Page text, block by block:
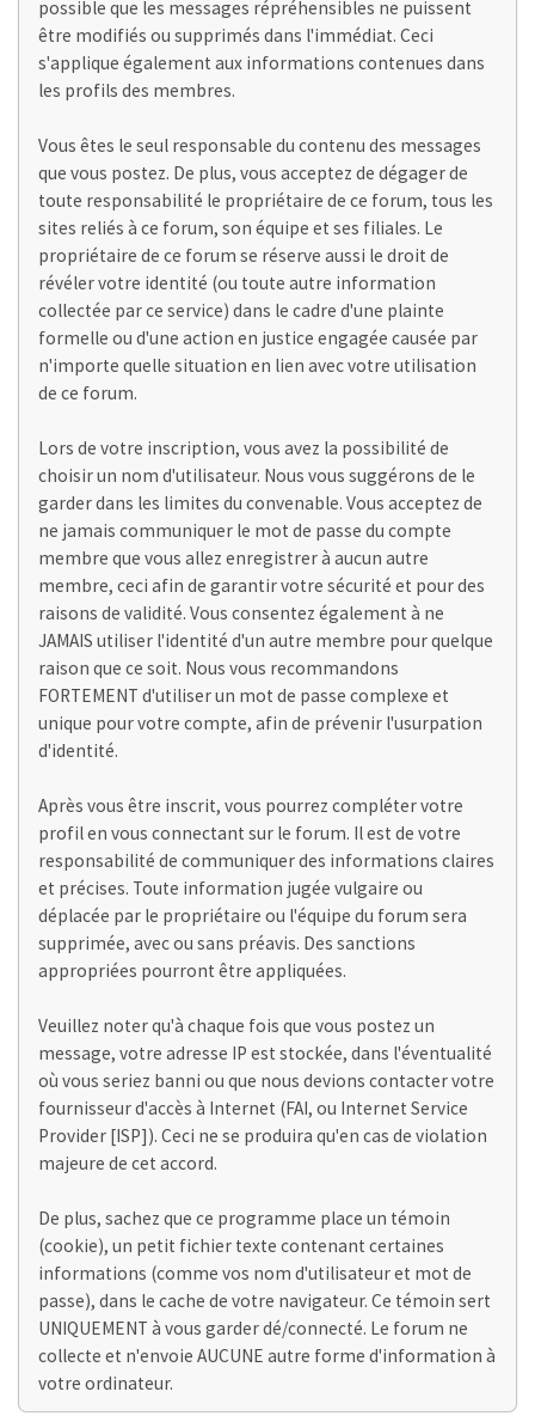
possible que les messages répréhensibles ne puissent
être modifiés ou supprimés dans l'immédiat. Ceci
s'applique également aux informations contenues dans
les profils des membres.
Vous êtes le seul responsable du contenu des messages
que vous postez. De plus, vous acceptez de dégager de
toute responsabilité le propriétaire de ce forum, tous les
sites reliés à ce forum, son équipe et ses filiales. Le
propriétaire de ce forum se réserve aussi le droit de
révéler votre identité (ou toute autre information
collectée par ce service) dans le cadre d'une plainte
formelle ou d'une action en justice engagée causée par
n'importe quelle situation en lien avec votre utilisation
de ce forum.
Lors de votre inscription, vous avez la possibilité de
choisir un nom d'utilisateur. Nous vous suggérons de le
garder dans les limites du convenable. Vous acceptez de
ne jamais communiquer le mot de passe du compte
membre que vous allez enregistrer à aucun autre
membre, ceci afin de garantir votre sécurité et pour des
raisons de validité. Vous consentez également à ne
JAMAIS utiliser l'identité d'un autre membre pour quelque
raison que ce soit. Nous vous recommandons
FORTEMENT d'utiliser un mot de passe complexe et
unique pour votre compte, afin de prévenir l'usurpation
d'identité.
Après vous être inscrit, vous pourrez compléter votre
profil en vous connectant sur le forum. Il est de votre
responsabilité de communiquer des informations claires
et précises. Toute information jugée vulgaire ou
déplacée par le propriétaire ou l'équipe du forum sera
supprimée, avec ou sans préavis. Des sanctions
appropriées pourront être appliquées.
Veuillez noter qu'à chaque fois que vous postez un
message, votre adresse IP est stockée, dans l'éventualité
où vous seriez banni ou que nous devions contacter votre
fournisseur d'accès à Internet (FAI, ou Internet Service
Provider [ISP]). Ceci ne se produira qu'en cas de violation
majeure de cet accord.
De plus, sachez que ce programme place un témoin
(cookie), un petit fichier texte contenant certaines
informations (comme vos nom d'utilisateur et mot de
passe), dans le cache de votre navigateur. Ce témoin sert
UNIQUEMENT à vous garder dé/connecté. Le forum ne
collecte et n'envoie AUCUNE autre forme d'information à
votre ordinateur.